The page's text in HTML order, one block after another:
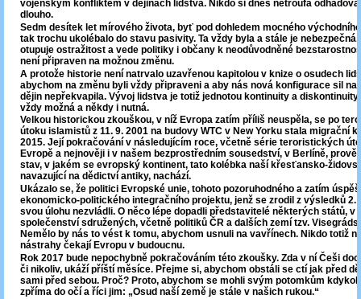
vojenským konfliktem v dějinách lidstva. Nikdo si dnes netroufá
dlouho.
Sedm desítek let mírového života, byť pod dohledem mocného
tak trochu ukolébalo do stavu pasivity. Ta vždy byla a stále je
otupuje ostražitost a vede politiky i občany k neodůvodněné
není připraven na možnou změnu.
A protože historie není natrvalo uzavřenou kapitolou v knize o osudech
abychom na změnu byli vždy připraveni a aby nás nová konfigurace sil na
dějin nepřekvapila. Vývoj lidstva je totiž jednotou kontinuity a
vždy možná a někdy i nutná.
Velkou historickou zkouškou, v níž Evropa zatím příliš neuspěla, se po
útoku islamistů z 11. 9. 2001 na budovy WTC v New Yorku stala migrační
2015. Její pokračování v následujícím roce, včetně série teroristických
Evropě a nejnověji i v našem bezprostředním sousedství, v Berlíně,
stav, v jakém se evropský kontinent, tato kolébka naší křesťansko-
navazující na dědictví antiky, nachází.
Ukázalo se, že politici Evropské unie, tohoto pozoruhodného a zatím
ekonomicko-politického integračního projektu, jenž se zrodil z výsledků 2.
svou úlohu nezvládli. O něco lépe dopadli představitelé některých států, v
společenství sdružených, včetně politiků ČR a dalších zemí tzv.
Nemělo by nás to vést k tomu, abychom usnuli na vavřínech. Nikdo totiž
nástrahy čekají Evropu v budoucnu.
Rok 2017 bude nepochybně pokračováním této zkoušky. Zda v ní Češi
či nikoliv, ukáží příští měsíce. Přejme si, abychom obstáli se ctí jak před
sami před sebou. Proč? Proto, abychom se mohli svým potomkům
zpříma do očí a říci jim: „Osud naší země je stále v našich rukou.“